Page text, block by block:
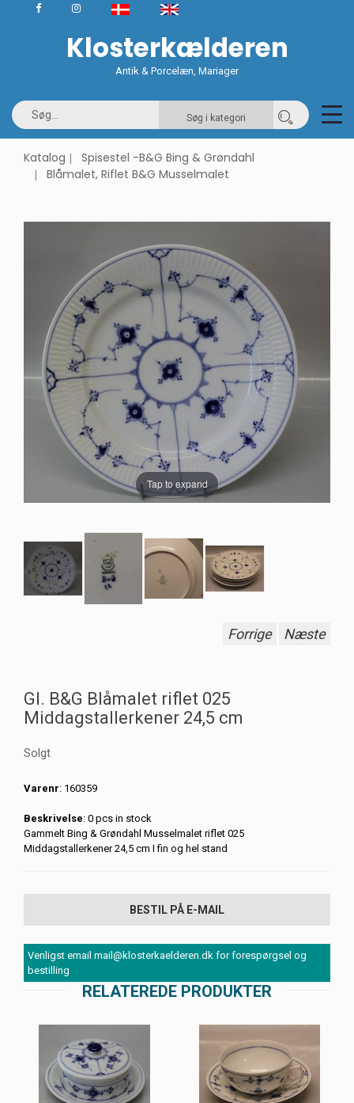
Klosterkælderen
Antik & Porcelæn, Mariager
Søg i kategori
Katalog
Spisestel -B&G Bing & Grøndahl
Blåmalet, Riflet B&G Musselmalet
Tap to expand
Forrige Næste
Gl. B&G Blåmalet riflet 025
Middagstallerkener 24,5 cm
Solgt
Varenr: 160359
Beskrivelse: 0 pcs in stock
Gammelt Bing & Grøndahl Musselmalet riflet 025
Middagstallerkener 24,5 cm I fin og hel stand
BESTIL PÅ E-MAIL
Venligst email mail@klosterkaelderen.dk for forespørgsel og
bestilling
RELATEREDE PRODUKTER